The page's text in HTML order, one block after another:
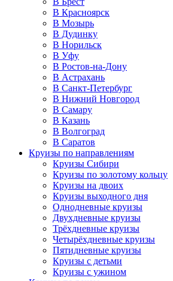
В Красноярск
В Мозырь
В Дудинку
В Норильск
В Уфу
В Ростов-на-Дону
В Астрахань
В Санкт-Петербург
В Нижний Новгород
В Самару
В Казань
В Волгоград
В Саратов
Круизы по направлениям
Круизы Сибири
Круизы по золотому кольцу
Круизы на двоих
Круизы выходного дня
Однодневные круизы
Двухдневные круизы
Трёхдневные круизы
Четырёхдневные круизы
Пятидневные круизы
Круизы с детьми
Круизы с ужином